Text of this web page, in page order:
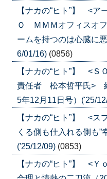
【ナカの“ヒト”】 <
Ｏ ＭＭＭオフィスオ
ームを持つのは心臓に
6/01/16) (0856)
【ナカの“ヒト”】 <
責任者 松本哲平氏>
5年12月11日号）('25/
【ナカの“ヒト”】 <
くる側も仕入れる側も”
('25/12/09) (0853)
【ナカの“ヒト”】 <